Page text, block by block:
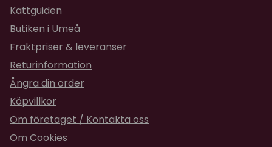
Kattguiden
Butiken i Umeå
Fraktpriser & leveranser
Returinformation
Ångra din order
Köpvillkor
Om företaget / Kontakta oss
Om Cookies